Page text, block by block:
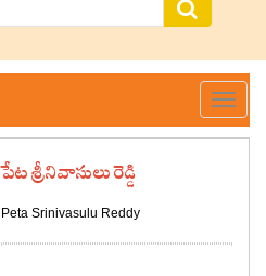
Toggle
పేట శ్రీనివాసులు రెడ్డి
Peta Srinivasulu Reddy